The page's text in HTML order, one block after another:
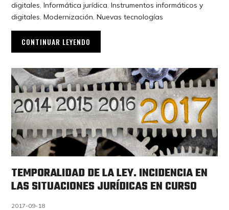
digitales,Informática jurídica,Instrumentos informáticos y
digitales,Modernización,Nuevas tecnologías
CONTINUAR LEYENDO
TEMPORALIDAD DE LA LEY. INCIDENCIA EN
LAS SITUACIONES JURÍDICAS EN CURSO
2017-09-18